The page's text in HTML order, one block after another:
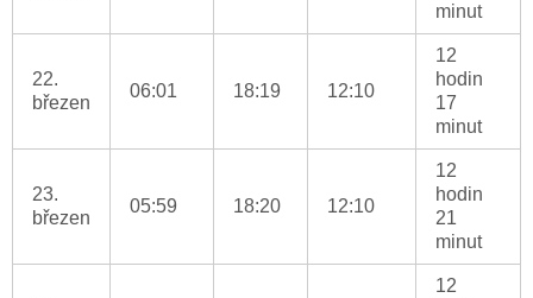
minut
22.
březen
06:01 18:19 12:10
12
hodin
17
minut
23.
březen
05:59 18:20 12:10
12
hodin
21
minut
12